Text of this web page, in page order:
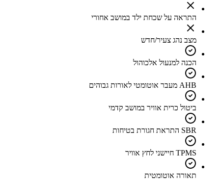
התראה על שכחת ילד במושב אחורי
מצב נהג צעיר/חדש
הכנה למנעול אלכוהול
AHB מעבר אוטומטי לאורות גבוהים
ביטול כרית אוויר במושב קדמי
SBR התראת חגורת בטיחות
TPMS חיישני לחץ אוויר
תאורה אוטומטית